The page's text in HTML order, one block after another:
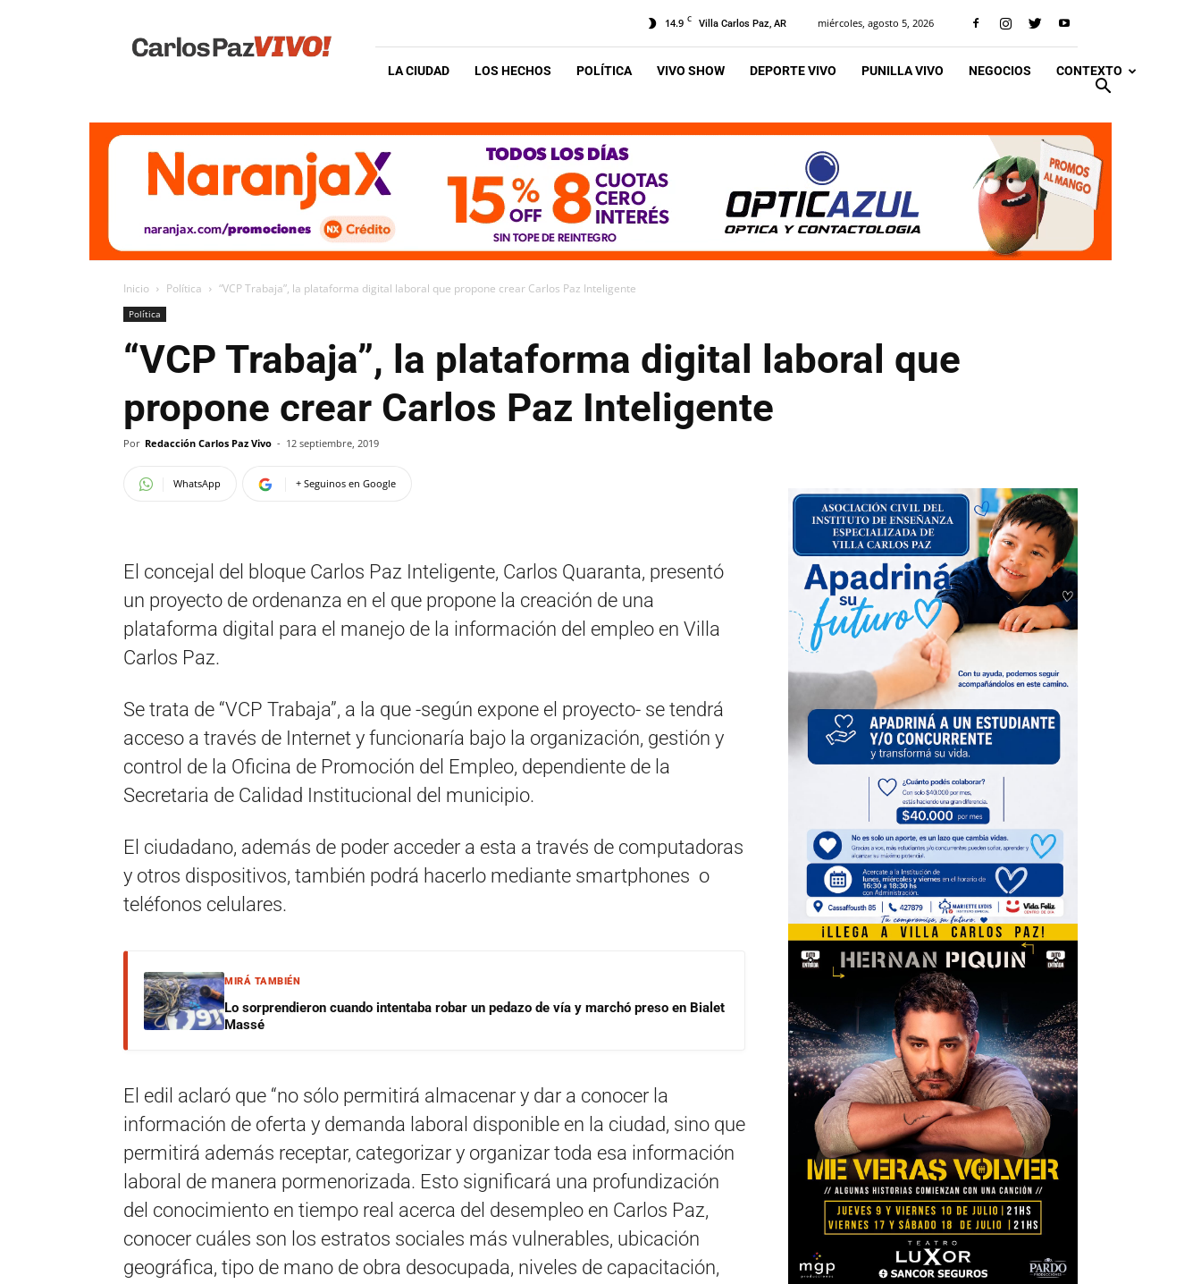
Vivo
14.9 C Villa Carlos Paz, AR miércoles, agosto 5, 2026
LA CIUDAD LOS HECHOS POLÍTICA VIVO SHOW DEPORTE VIVO PUNILLA VIVO NEGOCIOS CONTEXTO
Inicio Política “VCP Trabaja”, la plataforma digital laboral que propone crear Carlos Paz Inteligente
Política
“VCP Trabaja”, la plataforma digital laboral que
propone crear Carlos Paz Inteligente
Por Redacción Carlos Paz Vivo - 12 septiembre, 2019
WhatsApp + Seguinos en Google
El concejal del bloque Carlos Paz Inteligente, Carlos Quaranta, presentó
un proyecto de ordenanza en el que propone la creación de una
plataforma digital para el manejo de la información del empleo en Villa
Carlos Paz.
Se trata de “VCP Trabaja”, a la que -según expone el proyecto- se tendrá
acceso a través de Internet y funcionaría bajo la organización, gestión y
control de la Oficina de Promoción del Empleo, dependiente de la
Secretaria de Calidad Institucional del municipio.
El ciudadano, además de poder acceder a esta a través de computadoras
y otros dispositivos, también podrá hacerlo mediante smartphones o
teléfonos celulares.
MIRÁ TAMBIÉN
Lo sorprendieron cuando intentaba robar un pedazo de vía y marchó preso en Bialet
Massé
El edil aclaró que “no sólo permitirá almacenar y dar a conocer la
información de oferta y demanda laboral disponible en la ciudad, sino que
permitirá además receptar, categorizar y organizar toda esa información
laboral de manera pormenorizada. Esto significará una profundización
del conocimiento en tiempo real acerca del desempleo en Carlos Paz,
conocer cuáles son los estratos sociales más vulnerables, ubicación
geográfica, tipo de mano de obra desocupada, niveles de capacitación,